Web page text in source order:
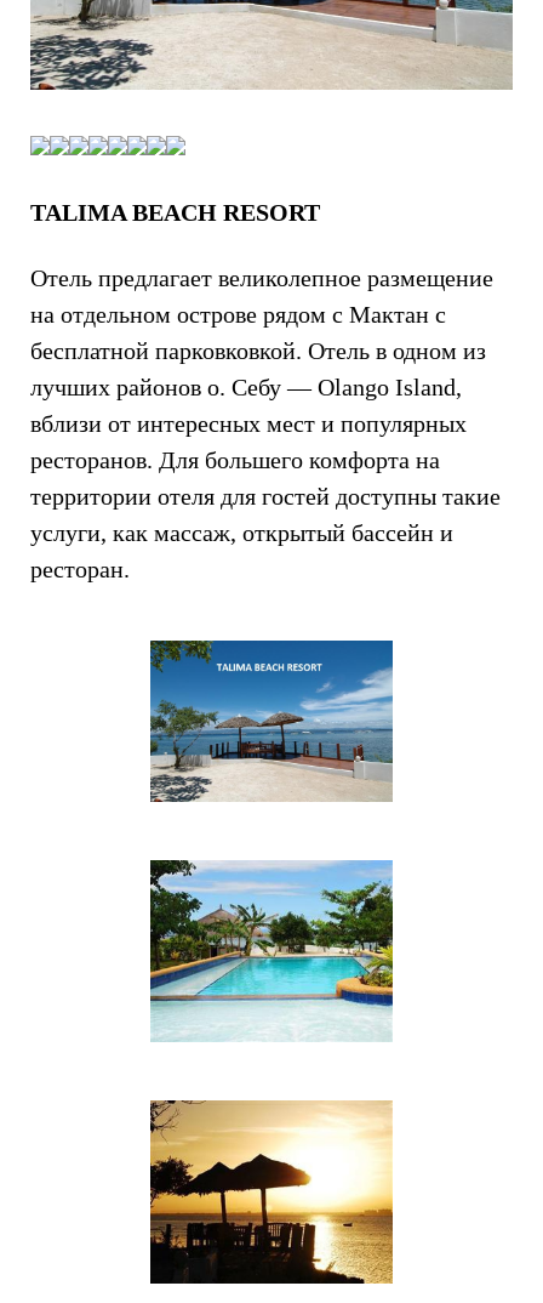
TALIMA BEACH RESORT
Отель предлагает великолепное размещение
на отдельном острове рядом с Мактан с
бесплатной парковковкой. Отель в одном из
лучших районов о. Себу — Olango Island,
вблизи от интересных мест и популярных
ресторанов. Для большего комфорта на
территории отеля для гостей доступны такие
услуги, как массаж, открытый бассейн и
ресторан.